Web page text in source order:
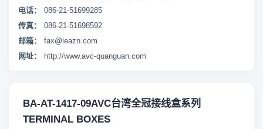
电话：
086-21-51699285
传真：
086-21-51698592
邮箱：
fax@leazn.com
网址：
http://www.avc-quanguan.com
BA-AT-1417-09AVC台湾全冠接线盒系列
TERMINAL BOXES